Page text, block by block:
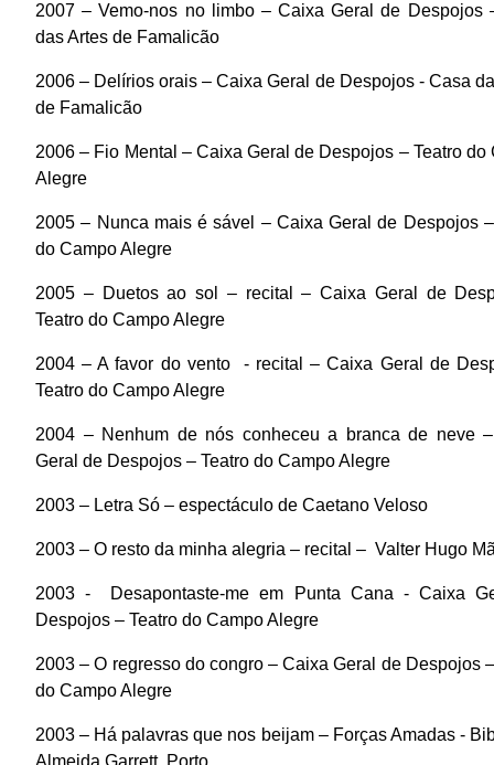
2007 – Vemo-nos no limbo – Caixa Geral de Despojos
das Artes de Famalicão
2006 – Delírios orais – Caixa Geral de Despojos - Casa
de Famalicão
2006 – Fio Mental – Caixa Geral de Despojos – Teatro do
Alegre
2005 – Nunca mais é sável – Caixa Geral de Despojos
do Campo Alegre
2005 – Duetos ao sol – recital – Caixa Geral de
Teatro do Campo Alegre
2004 – A favor do vento
- recital – Caixa Geral de
Teatro do Campo Alegre
2004 – Nenhum de nós conheceu a branca de neve
Geral de Despojos – Teatro do Campo Alegre
2003 – Letra Só – espectáculo de Caetano Veloso
2003 – O resto da minha alegria – recital – Valter Hugo
2003 - Desapontaste-meem Punta Cana - Caixa
Despojos – Teatro do Campo Alegre
2003 – O regresso do congro – Caixa Geral de Despojos
do Campo Alegre
2003 – Há palavras que nos beijam – Forças Amadas -
Almeida Garrett, Porto